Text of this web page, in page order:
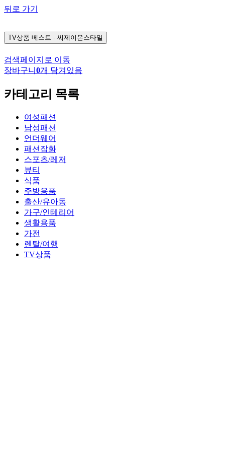
뒤로 가기
TV상품 베스트 - 씨제이온스타일
검색페이지로 이동
장바구니 0개 담겨있음
카테고리 목록
여성패션
남성패션
언더웨어
패션잡화
스포츠/레저
뷰티
식품
주방용품
출산/유아동
가구/인테리어
생활용품
가전
렌탈/여행
TV상품